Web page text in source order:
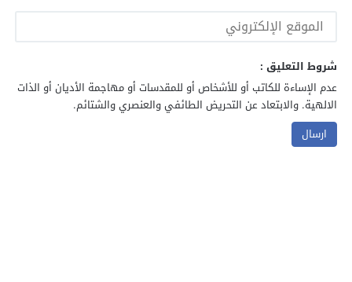
شروط التعليق :
عدم الإساءة للكاتب أو للأشخاص أو للمقدسات أو مهاجمة الأديان أو الذات
الالهية. والابتعاد عن التحريض الطائفي والعنصري والشتائم.